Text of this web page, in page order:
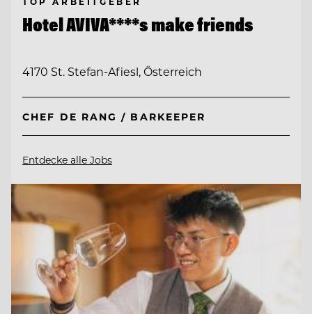
Hotel AVIVA****s make friends
4170 St. Stefan-Afiesl, Österreich
CHEF DE RANG / BARKEEPER
Entdecke alle Jobs